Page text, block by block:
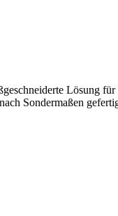
Lösung
Sondermaßen